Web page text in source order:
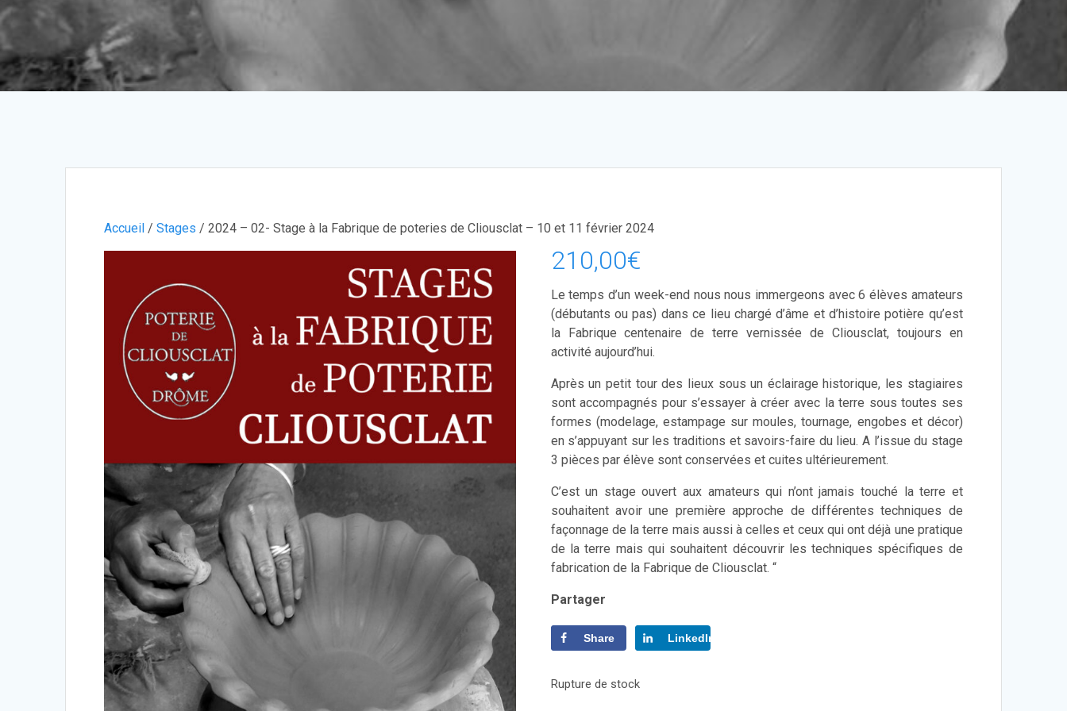
Accueil /Stages / 2024 – 02- Stage à la Fabrique de poteries de Cliousclat – 10 et 11 février 2024
210,00€
Le temps d’un week-end nous nous immergeons avec 6 élèves amateurs
(débutants ou pas) dans ce lieu chargé d’âme et d’histoire potière qu’est
la Fabrique centenaire de terre vernissée de Cliousclat, toujours en
activité aujourd’hui.
Après un petit tour des lieux sous un éclairage historique, les stagiaires
sont accompagnés pour s’essayer à créer avec la terre sous toutes ses
formes (modelage, estampage sur moules, tournage, engobes et décor)
en s’appuyant sur les traditions et savoirs-faire du lieu. A l’issue du stage
3 pièces par élève sont conservées et cuites ultérieurement.
C’est un stage ouvert aux amateurs qui n’ont jamais touché la terre et
souhaitent avoir une première approche de différentes techniques de
façonnage de la terre mais aussi à celles et ceux qui ont déjà une pratique
de la terre mais qui souhaitent découvrir les techniques spécifiques de
fabrication de la Fabrique de Cliousclat. “
Partager
Share LinkedIn
Rupture de stock